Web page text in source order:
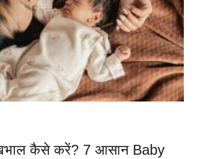
कैसे करें? 7 आसान Baby